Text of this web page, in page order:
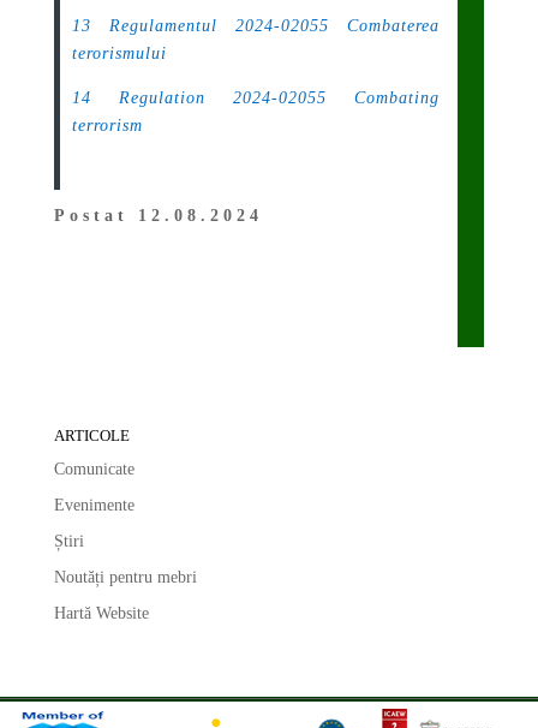
13 Regulamentul 2024-02055 Combaterea
terorismului
14 Regulation 2024-02055 Combating
terrorism
Postat 12.08.2024
ARTICOLE
Comunicate
Evenimente
Știri
Noutăți pentru mebri
Hartă Website